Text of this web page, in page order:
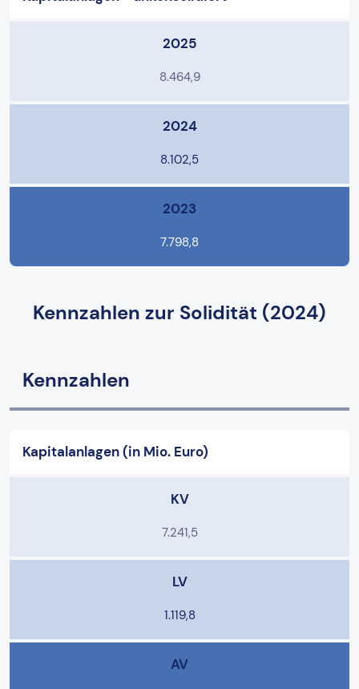
2025
8.464,9
2024
8.102,5
2023
7.798,8
Kennzahlen zur Solidität (2024)
Kennzahlen
Kapitalanlagen (in Mio. Euro)
KV
7.241,5
LV
1.119,8
AV